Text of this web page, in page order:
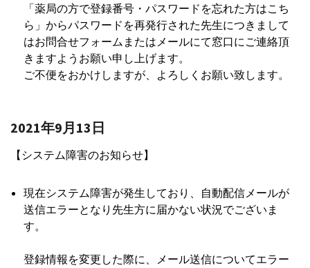
「薬局の方で登録番号・パスワードを忘れた方はこち
ら」からパスワードを再発行された先生につきまして
はお問合せフォームまたはメールにて窓口にご連絡頂
きますようお願い申し上げます。
ご不便をおかけしますが、よろしくお願い致します。
2021年9月13日
【システム障害のお知らせ】
現在システム障害が発生しており、自動配信メールが
送信エラーとなり先生方に届かない状況でございま
す。
登録情報を変更した際に、メール送信についてエラー